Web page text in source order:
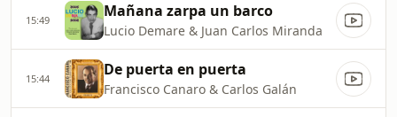
15:49 Mañana zarpa un barco
Lucio Demare & Juan Carlos Miranda
15:44 De puerta en puerta
Francisco Canaro & Carlos Galán